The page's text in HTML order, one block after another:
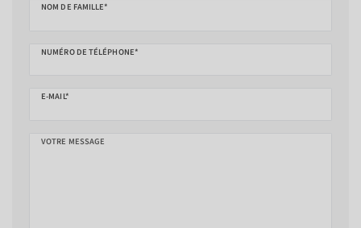
NOM DE FAMILLE*
NUMÉRO DE TÉLÉPHONE*
E-MAIL*
VOTRE MESSAGE